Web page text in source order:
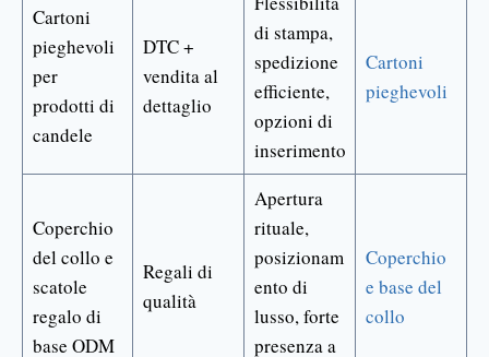
Cartoni
pieghevoli
per
prodotti di
candele
DTC +
vendita al
dettaglio
di stampa,
spedizione
efficiente,
opzioni di
inserimento
Cartoni
pieghevoli
Coperchio
del collo e
scatole
regalo di
base ODM
Regali di
qualità
Apertura
rituale,
posizionam
ento di
lusso, forte
presenza a
Coperchio
e base del
collo